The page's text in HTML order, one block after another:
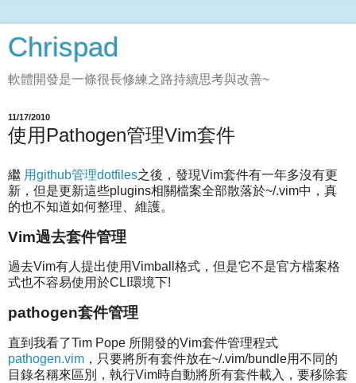
Chrispad
軟體開發是一條很長修練之路持續思考與改善~
11/17/2010
使用Pathogen管理Vim套件
繼 用github管理dotfiles之後，發現Vim套件有一年多沒有更
新，但是更新這些plugins相關檔案全部散落於~/.vim中，真
的也不知道如何整理、維護。
Vim過去套件管理
過去Vim有人提出使用Vimball格式，但是它不是官方檔案格
式也不容易使用於CLI環境下!
pathogen套件管理
直到我看了Tim Pope 所開發的Vim套件管理程式
pathogen.vim ，只要將所有套件放在~/.vim/bundle用不同的
目錄名稱來區別，執行Vim時自動將所有套件載入，要移除套